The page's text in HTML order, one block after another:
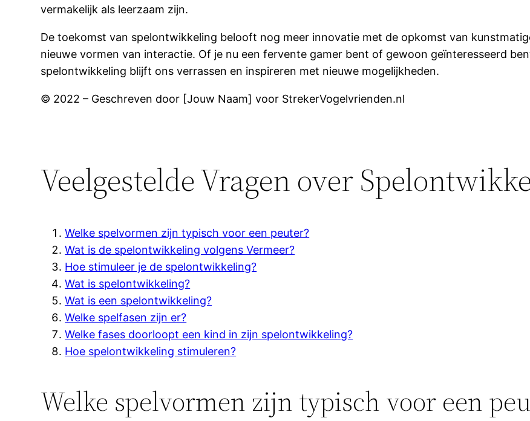
vermakelijk als leerzaam zijn.
De toekomst van spelontwikkeling belooft nog meer innovatie met de opkomst van
nieuwe vormen van interactie. Of je nu een fervente gamer bent of gewoon geïnteresseerd
spelontwikkeling blijft ons verrassen en inspireren met nieuwe mogelijkheden.
© 2022 – Geschreven door [Jouw Naam] voor StrekerVogelvrienden.nl
Veelgestelde Vragen over
Welke spelvormen zijn typisch voor een peuter?
Wat is de spelontwikkeling volgens Vermeer?
Hoe stimuleer je de spelontwikkeling?
Wat is spelontwikkeling?
Wat is een spelontwikkeling?
Welke spelfasen zijn er?
Welke fases doorloopt een kind in zijn spelontwikkeling?
Hoe spelontwikkeling stimuleren?
Welke spelvormen zijn typisch voor een